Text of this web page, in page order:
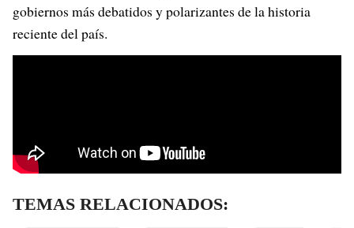
gobiernos más debatidos y polarizantes de la historia
reciente del país.
TEMAS RELACIONADOS: